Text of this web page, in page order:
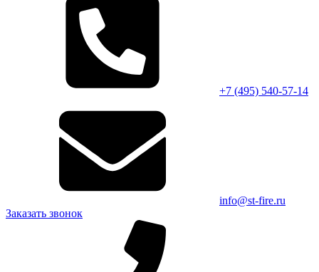
+7 (495) 540-57-14
info@st-fire.ru
Заказать звонок